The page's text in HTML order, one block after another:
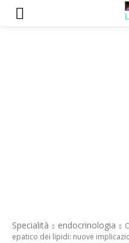
Specialità endocrinologia
epatico dei lipidi: nuove